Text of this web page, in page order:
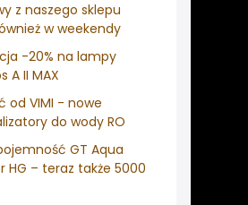
z naszego sklepu
w weekendy
-20% na lampy
A II MAX
od VIMI - nowe
do wody RO
GT Aqua
HG – teraz także 5000